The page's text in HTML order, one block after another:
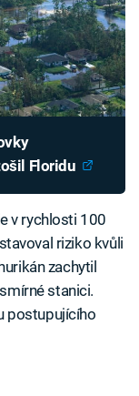
Floridu
v rychlosti 100
riziko kvůli
zachytil
stanici.
postupujícího